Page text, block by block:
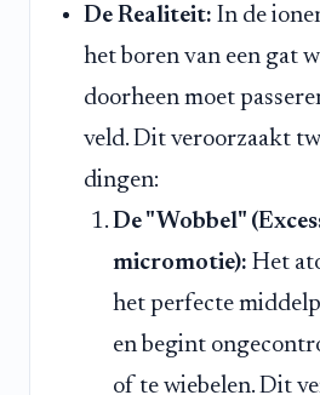
De Realiteit: In de
het boren van een gat
doorheen moet
veld. Dit veroorzaakt
dingen:
De "Wobbel"
micromotie): Het
het perfecte
en begint
of te wiebelen. Dit